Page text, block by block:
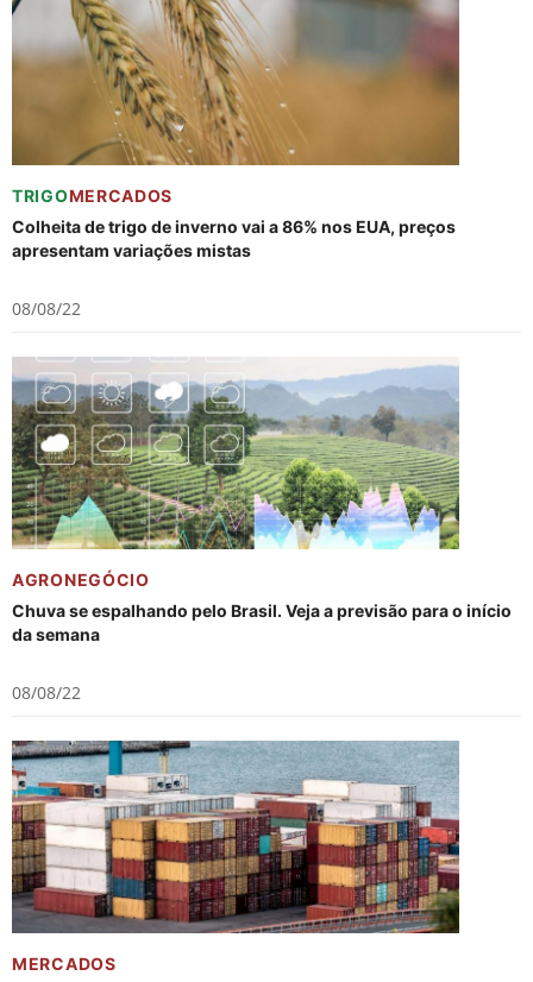
TRIGOMERCADOS
Colheita de trigo de inverno vai a 86% nos EUA, preços
apresentam variações mistas
08/08/22
AGRONEGÓCIO
Chuva se espalhando pelo Brasil. Veja a previsão para o início
da semana
08/08/22
MERCADOS